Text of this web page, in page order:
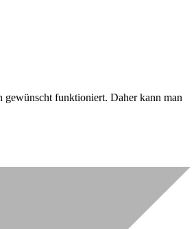
gewünscht funktioniert. Daher kann man